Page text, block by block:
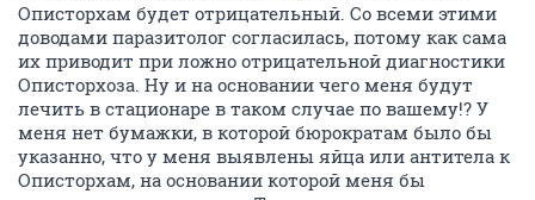
Описторхам будет отрицательный. Со всеми этими
доводами паразитолог согласилась, потому как сама
их приводит при ложно отрицательной диагностики
Описторхоза. Ну и на основании чего меня будут
лечить в стационаре в таком случае по вашему!? У
меня нет бумажки, в которой бюрократам было бы
указанно, что у меня выявлены яйца или антитела к
Описторхам, на основании которой меня бы